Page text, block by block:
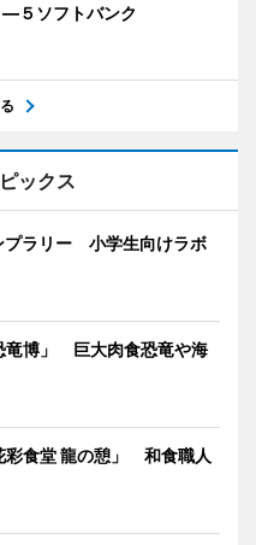
５ソフトバンク
ックス
プラリー 小学生向けラボ
竜博」 巨大肉食恐竜や海
彩食堂 龍の憩」 和食職人